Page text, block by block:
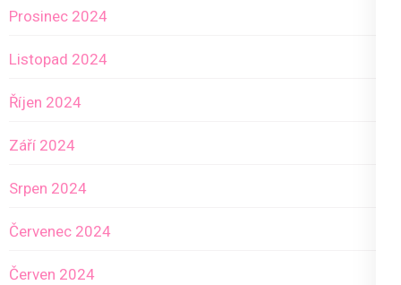
Prosinec 2024
Listopad 2024
Říjen 2024
Září 2024
Srpen 2024
Červenec 2024
Červen 2024